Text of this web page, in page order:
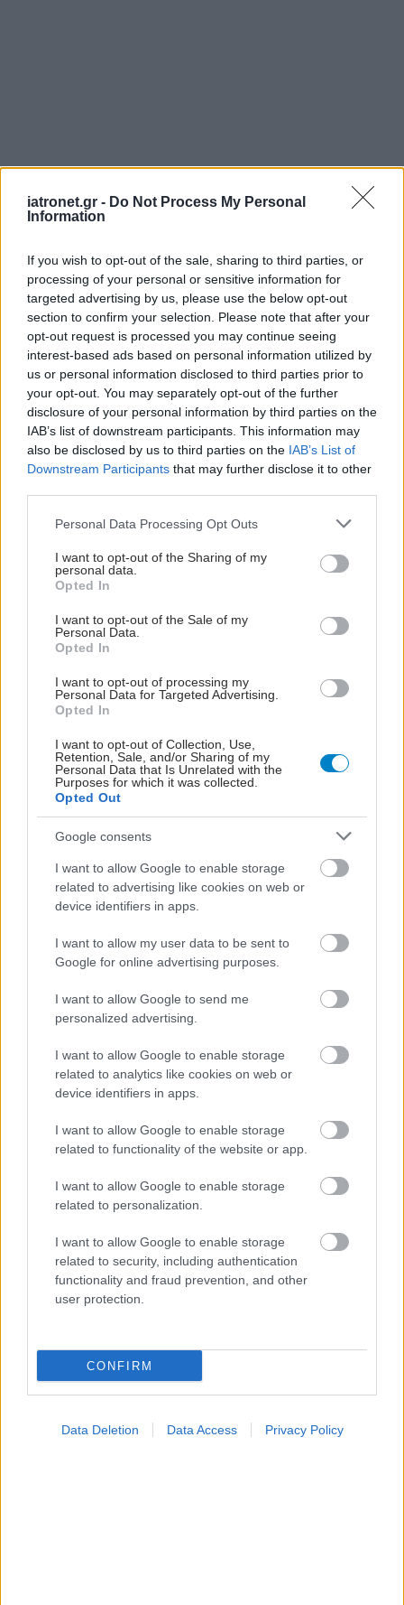
iatronet.gr - Do Not Process My Personal
Information
If you wish to opt-out of the sale, sharing to third parties, or
processing of your personal or sensitive information for
targeted advertising by us, please use the below opt-out
section to confirm your selection. Please note that after your
opt-out request is processed you may continue seeing
interest-based ads based on personal information utilized by
us or personal information disclosed to third parties prior to
your opt-out. You may separately opt-out of the further
disclosure of your personal information by third parties on the
IAB’s list of downstream participants. This information may
also be disclosed by us to third parties on the IAB’s List of
Downstream Participants that may further disclose it to other
Please note that this website/app uses one or more Google
not limited to your visit or usage behaviour. You may click to
grant or deny consent to Google and its third-party tags to
use your data for below specified purposes in below Google
consent section.
Personal Data Processing Opt Outs
I want to opt-out of the Sharing of my
personal data.
Opted In
I want to opt-out of the Sale of my
Personal Data.
Opted In
I want to opt-out of processing my
Personal Data for Targeted Advertising.
Opted In
I want to opt-out of Collection, Use,
Retention, Sale, and/or Sharing of my
Personal Data that Is Unrelated with the
Purposes for which it was collected.
Opted Out
Google consents
I want to allow Google to enable storage
related to advertising like cookies on web or
device identifiers in apps.
I want to allow my user data to be sent to
Google for online advertising purposes.
I want to allow Google to send me
personalized advertising.
I want to allow Google to enable storage
related to analytics like cookies on web or
device identifiers in apps.
I want to allow Google to enable storage
related to functionality of the website or app.
I want to allow Google to enable storage
related to personalization.
I want to allow Google to enable storage
related to security, including authentication
functionality and fraud prevention, and other
user protection.
CONFIRM
Data Deletion Data Access Privacy Policy
ΜΠΕΙΤΕ ΣΤΗ ΣΥΖΗΤΗΣΗ
Προσθήκη Σχολίου